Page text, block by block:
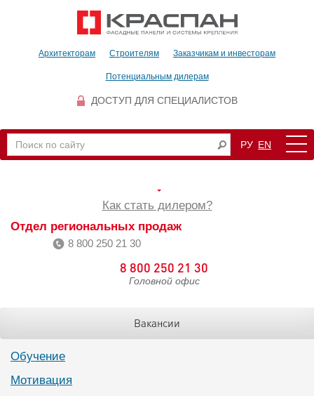
Архитекторам Строителям Заказчикам и инвесторам
Потенциальным дилерам
ДОСТУП ДЛЯ СПЕЦИАЛИСТОВ
РУ EN
Как стать дилером?
Отдел региональных продаж
8 800 250 21 30
8 800 250 21 30
Головной офис
Вакансии
Обучение
Мотивация